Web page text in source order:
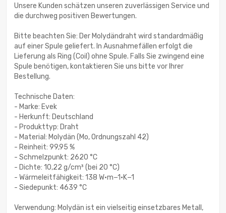
Unsere Kunden schätzen unseren zuverlässigen Service und
die durchweg positiven Bewertungen.
Bitte beachten Sie: Der Molydändraht wird standardmäßig
auf einer Spule geliefert. In Ausnahmefällen erfolgt die
Lieferung als Ring (Coil) ohne Spule. Falls Sie zwingend eine
Spule benötigen, kontaktieren Sie uns bitte vor Ihrer
Bestellung.
Technische Daten:
- Marke: Evek
- Herkunft: Deutschland
- Produkttyp: Draht
- Material: Molydän (Mo, Ordnungszahl 42)
- Reinheit: 99,95 %
- Schmelzpunkt: 2620 °C
- Dichte: 10,22 g/cm³ (bei 20 °C)
- Wärmeleitfähigkeit: 138 W·m−1·K−1
- Siedepunkt: 4639 °C
Verwendung: Molydän ist ein vielseitig einsetzbares Metall,